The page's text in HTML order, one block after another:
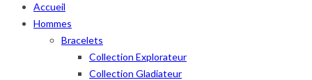
Accueil
Hommes
Bracelets
Collection Explorateur
Collection Gladiateur